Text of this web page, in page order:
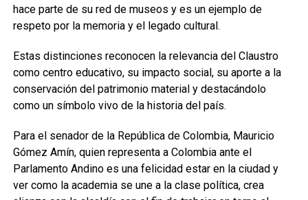
hace parte de su red de museos y es un ejemplo de
respeto por la memoria y el legado cultural.
Estas distinciones reconocen la relevancia del Claustro
como centro educativo, su impacto social, su aporte a la
conservación del patrimonio material y destacándolo
como un símbolo vivo de la historia del país.
Para el senador de la República de Colombia, Mauricio
Gómez Amín, quien representa a Colombia ante el
Parlamento Andino es una felicidad estar en la ciudad y
ver como la academia se une a la clase política, crea